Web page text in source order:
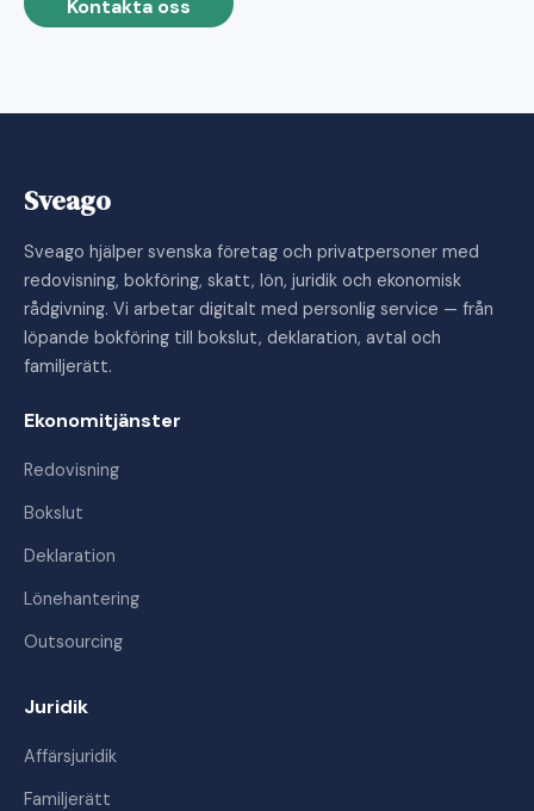
Kontakta oss
Sveago
Sveago hjälper svenska företag och privatpersoner med
redovisning, bokföring, skatt, lön, juridik och ekonomisk
rådgivning. Vi arbetar digitalt med personlig service — från
löpande bokföring till bokslut, deklaration, avtal och
familjerätt.
Ekonomitjänster
Redovisning
Bokslut
Deklaration
Lönehantering
Outsourcing
Juridik
Affärsjuridik
Familjerätt